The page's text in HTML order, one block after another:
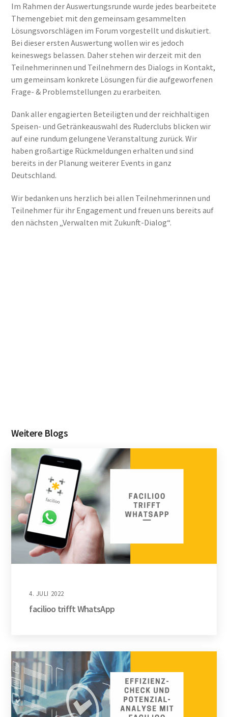
Im Rahmen der Auswertungsrunde wurde jedes bearbeitete
Themengebiet mit den gemeinsam gesammelten
Lösungsvorschlägen im Forum vorgestellt und diskutiert.
Bei dieser ersten Auswertung wollen wir es jedoch
keineswegs belassen. Daher stehen wir derzeit mit den
Teilnehmerinnen und Teilnehmern des Dialogs in Kontakt,
um gemeinsam konkrete Lösungen für die aufgeworfenen
Frage- & Problemstellungen zu erarbeiten.
Dank aller engagierten Beteiligten und der reichhaltigen
Speisen- und Getränkeauswahl des Ruderclubs blicken wir
auf eine rundum gelungene Veranstaltung zurück. Wir
haben großartige Rückmeldungen erhalten und sind
bereits in der Planung weiterer Events in ganz
Deutschland.
Wir bedanken uns herzlich bei allen Teilnehmerinnen und
Teilnehmer für ihr Engagement und freuen uns bereits auf
den nächsten „Verwalten mit Zukunft-Dialog“.
Weitere Blogs
4. JULI 2022
facilioo trifft WhatsApp